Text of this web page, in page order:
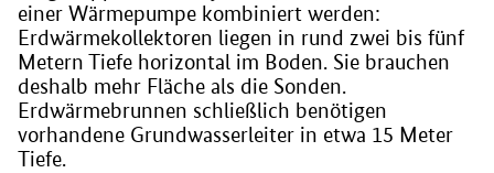
einer Wärmepumpe kombiniert werden:
Erdwärmekollektoren liegen in rund zwei bis fünf
Metern Tiefe horizontal im Boden. Sie brauchen
deshalb mehr Fläche als die Sonden.
Erdwärmebrunnen schließlich benötigen
vorhandene Grundwasserleiter in etwa 15 Meter
Tiefe.